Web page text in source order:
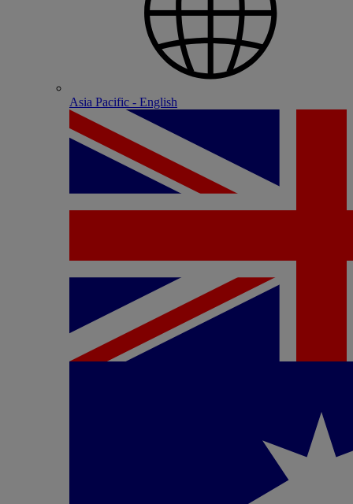
Asia Pacific - English